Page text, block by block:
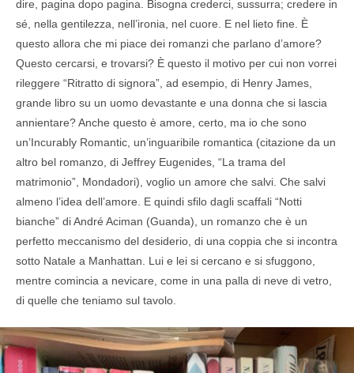
dire, pagina dopo pagina. Bisogna crederci, sussurra; credere in
sé, nella gentilezza, nell’ironia, nel cuore. E nel lieto fine. È
questo allora che mi piace dei romanzi che parlano d’amore?
Questo cercarsi, e trovarsi? È questo il motivo per cui non vorrei
rileggere “Ritratto di signora”, ad esempio, di Henry James,
grande libro su un uomo devastante e una donna che si lascia
annientare? Anche questo è amore, certo, ma io che sono
un’Incurably Romantic, un’inguaribile romantica (citazione da un
altro bel romanzo, di Jeffrey Eugenides, “La trama del
matrimonio”, Mondadori), voglio un amore che salvi. Che salvi
almeno l’idea dell’amore. E quindi sfilo dagli scaffali “Notti
bianche” di André Aciman (Guanda), un romanzo che è un
perfetto meccanismo del desiderio, di una coppia che si incontra
sotto Natale a Manhattan. Lui e lei si cercano e si sfuggono,
mentre comincia a nevicare, come in una palla di neve di vetro,
di quelle che teniamo sul tavolo.